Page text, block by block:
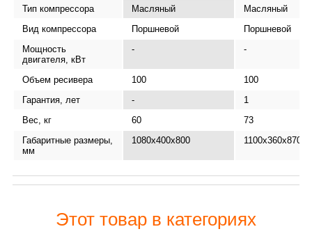
Тип компрессора
Масляный
Масляный
Вид компрессора
Поршневой
Поршневой
Мощность
двигателя, кВт
- -
Объем ресивера 100
100
Гарантия, лет
-
1
Вес, кг
60
73
Габаритные размеры,
мм
1080x400x800 1100х360х870
Этот товар в категориях